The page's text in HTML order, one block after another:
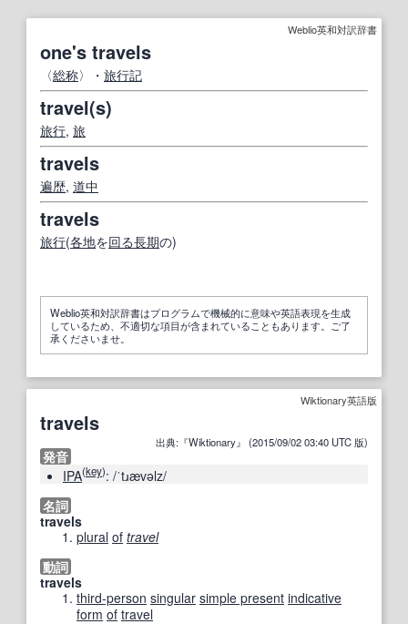
Weblio英和対訳辞書
one's travels
〈総称〉・ 旅行記
travel(s)
旅行, 旅
travels
遍歴, 道中
travels
旅行(各地を回る長期の)
Weblio英和対訳辞書はプログラムで機械的に意味や英語表現を生成
しているため、不適切な項目が含まれていることもあります。ご了
承くださいませ。
Wiktionary英語版
travels
出典:『Wiktionary』 (2015/09/02 03:40 UTC 版)
発音
IPA(key): /ˈtɹævəlz/
名詞
travels
plural of travel
動詞
travels
third-person singular simple present indicative
form of travel